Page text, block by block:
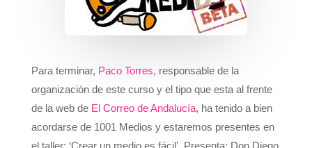
Para terminar, Paco Torres, responsable de la
organización de este curso y el tipo que esta al frente
de la web de El Correo de Andalucía, ha tenido a bien
acordarse de 1001 Medios y estaremos presentes en
el taller: ‘Crear un medio es fácil’. Presenta: Don Diego